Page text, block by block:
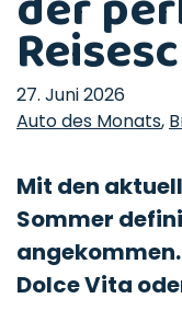
27. Juni 2026
Auto des Monats,
Mit den
Sommer
Dolce Vita